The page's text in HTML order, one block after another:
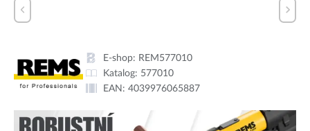
E-shop: REM577010
Katalog: 577010
EAN: 4039976065887